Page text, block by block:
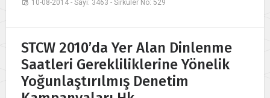
10-08-2014 - Sayı: 3463 - Sirküler No: 529
STCW 2010’da Yer Alan Dinlenme
Saatleri Gerekliliklerine Yönelik
Yoğunlaştırılmış Denetim